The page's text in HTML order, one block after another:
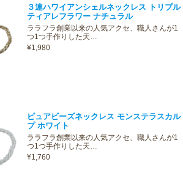
３連ハワイアンシェルネックレス トリプル
ティアレフラワー ナチュラル
ララフラ創業以来の人気アクセ、職人さんが1
つ1つ手作りした天…
¥1,980
ピュアビーズネックレス モンステラスカル
プ ホワイト
ララフラ創業以来の人気アクセ、職人さんが1
つ1つ手作りした天…
¥1,760